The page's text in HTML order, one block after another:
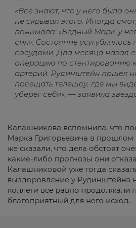
«Все знают, что у него была
не скрывал этого. Иногда
понимала: «Бедный Марк, у
сил». Состояние
сосудами. Два месяца назад
операцию по стентированию
артерий. Рудинштейн пошел
посещать телешоу, где мы
уберег себя», — заявила
Калашникова вспомнила, что
Марка Григорьевича в прошлом
же сказали, что дела обстоят
какие-либо прогнозы они
Калашниковой уже тогда
выздоровление у Рудинштейна
коллеги все равно продолжали
благоприятный для него исход.